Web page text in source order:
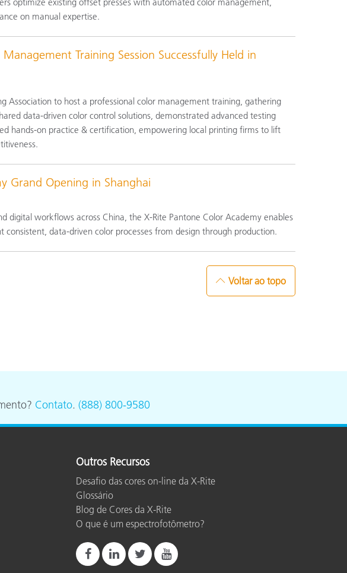
on manual expertise.
Training Session Successfully Held in
Association to host a professional color management training, gathering
data-driven color control solutions, demonstrated advanced testing
hands-on practice & certification, empowering local printing firms to lift
Grand Opening in Shanghai
digital workflows across China, the X-Rite Pantone Color Academy enables
data-driven color processes from design through production.
Voltar ao topo
Contato. (888) 800-9580
Outros Recursos
Desafio das cores on-line da X-Rite
Glossário
Blog de Cores da X-Rite
O que é um espectrofotômetro?